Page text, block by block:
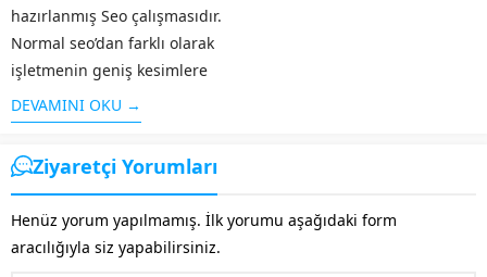
hazırlanmış Seo çalışmasıdır.
Normal seo’dan farklı olarak
işletmenin geniş kesimlere
ulaşması, firma tanıtımının
yapılması, sosyal medyanın
etkin olarak kullanılması gibi
özellikleri taşır. Alanında
DEVAMINI OKU →
Ziyaretçi Yorumları
Henüz yorum yapılmamış. İlk yorumu aşağıdaki form
aracılığıyla siz yapabilirsiniz.